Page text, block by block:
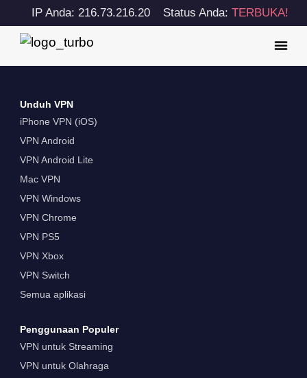
IP Anda: 216.73.216.20 Status Anda:TERBUKA!
Unduh VPN
iPhone VPN (iOS)
VPN Android
VPN Android Lite
Mac VPN
VPN Windows
VPN Chrome
VPN PS5
VPN Xbox
VPN Switch
Semua aplikasi
Penggunaan Populer
VPN untuk Streaming
VPN untuk Olahraga